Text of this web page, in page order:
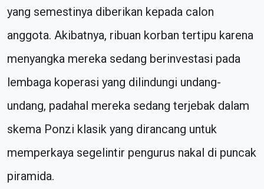
yang semestinya diberikan kepada calon
anggota. Akibatnya, ribuan korban tertipu karena
menyangka mereka sedang berinvestasi pada
lembaga koperasi yang dilindungi undang-
undang, padahal mereka sedang terjebak dalam
skema Ponzi klasik yang dirancang untuk
memperkaya segelintir pengurus nakal di puncak
piramida.